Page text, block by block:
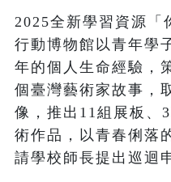
2025全新學習資源「
行動博物館以青年學
年的個人生命經驗，
個臺灣藝術家故事，
像，推出11組展板、
術作品，以青春俐落
請學校師長提出巡迴